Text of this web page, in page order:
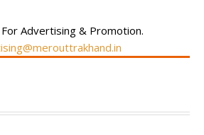
Advertising & Promotion.